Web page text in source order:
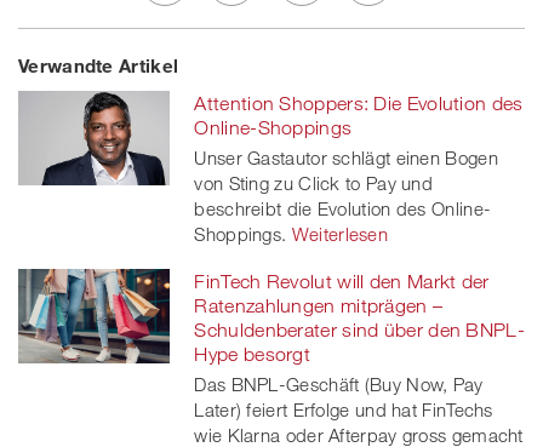
Share
on
Facebook
Twe
on
twitt
er
Share
linkedin
Share
Xing
Verwandte Artikel
Attention Shoppers: Die Evolution des
Online-Shoppings
Unser Gastautor schlägt einen Bogen
von Sting zu Click to Pay und
beschreibt die Evolution des Online-
Shoppings. Weiterlesen
FinTech Revolut will den Markt der
Ratenzahlungen mitprägen –
Schuldenberater sind über den BNPL-
Hype besorgt
Das BNPL-Geschäft (Buy Now, Pay
Later) feiert Erfolge und hat FinTechs
wie Klarna oder Afterpay gross gemacht